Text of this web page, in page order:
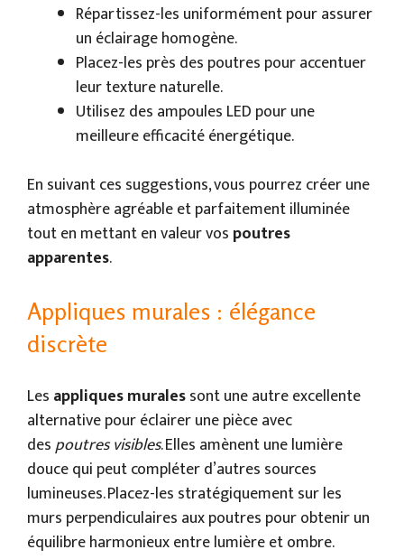
Répartissez-les uniformément pour assurer
un éclairage homogène.
Placez-les près des poutres pour accentuer
leur texture naturelle.
Utilisez des ampoules LED pour une
meilleure efficacité énergétique.
En suivant ces suggestions, vous pourrez créer une
atmosphère agréable et parfaitement illuminée
tout en mettant en valeur vos poutres
apparentes.
Appliques murales : élégance
discrète
Les appliques muralessont une autre excellente
alternative pour éclairer une pièce avec
despoutres visibles. Elles amènent une lumière
douce qui peut compléter d’autres sources
lumineuses. Placez-les stratégiquement sur les
murs perpendiculaires aux poutres pour obtenir un
équilibre harmonieux entre lumière et ombre.